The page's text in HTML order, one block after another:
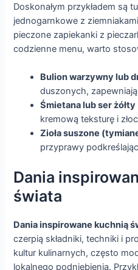
Doskonałym przykładem są
jednogarnkowe z
pieczone zapiekanki z
codzienne menu, warto
Bulion warzywny lub
duszonych,
Śmietana lub ser żółty
kremową teksturę i
Zioła suszone
przyprawy
Dania
świata
Dania inspirowane kuchnią
czerpią składniki, techniki i
kultur kulinarnych, często
lokalnego podniebienia.